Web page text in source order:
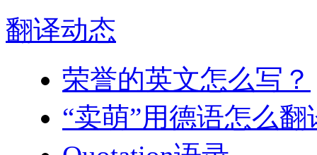
翻译动态
荣誉的英文怎么写？
“卖萌”用德语怎么翻